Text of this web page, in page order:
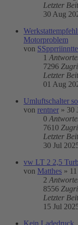
Letzter
30 Aug
Motorproblem
von
1
7296
Letzter
01 Aug
Umluftschalter
von rentner » 30
0
7610
Letzter
30 Jul
vw LT 2 2,5
von Matthes »
2
8556
Letzter
15 Jul
Kein Ladedruck